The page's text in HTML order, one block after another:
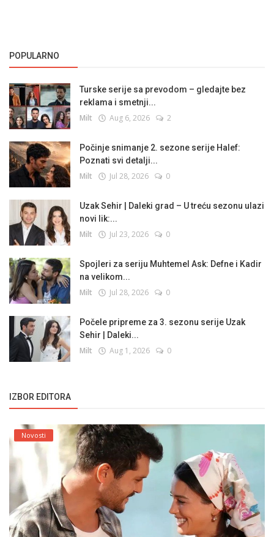
POPULARNO
Turske serije sa prevodom – gledajte bez
reklama i smetnji...
Milt Aug 6, 2026 2
Počinje snimanje 2. sezone serije Halef:
Poznati svi detalji...
Milt Jul 28, 2026 0
Uzak Sehir | Daleki grad – U treću sezonu ulazi
novi lik:...
Milt Jul 23, 2026 0
Spojleri za seriju Muhtemel Ask: Defne i Kadir
na velikom...
Milt Jul 28, 2026 0
Počele pripreme za 3. sezonu serije Uzak
Sehir | Daleki...
Milt Aug 1, 2026 0
IZBOR EDITORA
Novosti